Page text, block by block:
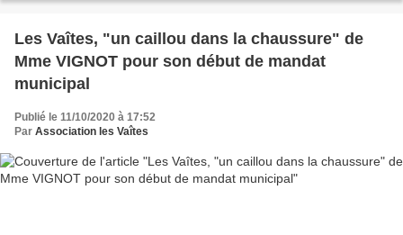
Les Vaîtes, "un caillou dans la chaussure" de
Mme VIGNOT pour son début de mandat
municipal
Publié le 11/10/2020 à 17:52
Par Association les Vaîtes